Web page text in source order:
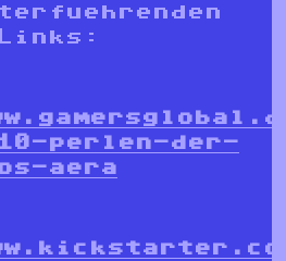
Links:
perlen-der-
aera